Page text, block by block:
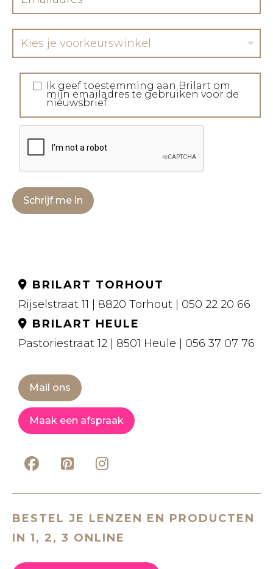
Kies je voorkeurswinkel
Ik geef toestemming aan Brilart om
mijn emailadres te gebruiken voor de
nieuwsbrief
Schrijf me in
BRILART TORHOUT
Rijselstraat 11 | 8820 Torhout | 050 22 20 66
BRILART HEULE
Pastoriestraat 12 | 8501 Heule | 056 37 07 76
Mail ons
Maak een afspraak
BESTEL JE LENZEN EN PRODUCTEN
IN 1, 2, 3 ONLINE